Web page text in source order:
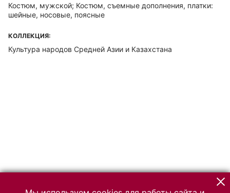
Костюм, мужской; Костюм, съемные дополнения, платки:
шейные, носовые, поясные
КОЛЛЕКЦИЯ:
Культура народов Средней Азии и Казахстана